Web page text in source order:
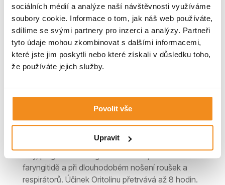
sociálních médií a analýze naší návštěvnosti využíváme
soubory cookie. Informace o tom, jak náš web používáte,
sdílíme se svými partnery pro inzerci a analýzy. Partneři
tyto údaje mohou zkombinovat s dalšími informacemi,
které jste jim poskytli nebo které získali v důsledku toho,
že používáte jejich služby.
Povolit vše
Upravit
Oritolin je zdravotnický prostředek. Pečlivě čtěte
návod k použití a informace vztahující se k jeho
bezpečnému používání.
Sprej na suchou a podrážděnou sliznici v krku
jsou antidepresiva, antihypertenziva, kardiologické
faryngitidě a při dlouhodobém nošení roušek a
respirátorů. Účinek Oritolinu přetrvává až 8 hodin.